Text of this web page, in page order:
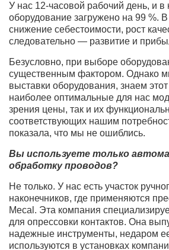
У нас 12-часовой рабочий день, и
оборудование загружено на 99 %.
снижение себестоимости, рост
следовательно — развитие и
Безусловно, при выборе
существенным фактором. Однако
выставки оборудования, знаем
наиболее оптимальные для нас
зрения цены, так и их
соответствующих нашим
показала, что мы не ошиблись.
Вы используете только
обработку проводов?
Не только. У нас есть участок
наконечников, где применяются
Mecal. Эта компания
для опрессовки контактов. Она
надежные инструменты, недаром
используются в установках